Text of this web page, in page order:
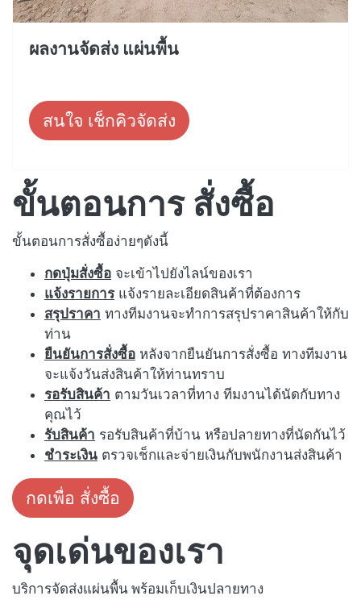
ผลงานจัดส่ง แผ่นพื้น
สนใจ เช็กคิวจัดส่ง
ขั้นตอนการ สั่งซื้อ
ขั้นตอนการสั่งซื้อง่ายๆดังนี้
กดปุ่มสั่งซื้อ จะเข้าไปยังไลน์ของเรา
แจ้งรายการแจ้งรายละเอียดสินค้าที่ต้องการ
สรุปราคา ทางทีมงานจะทำการสรุปราคาสินค้าให้กับ
ท่าน
ยืนยันการสั่งซื้อ หลังจากยืนยันการสั่งซื้อ ทางทีมงาน
จะแจ้งวันส่งสินค้าให้ท่านทราบ
รอรับสินค้า ตามวันเวลาที่ทาง ทีมงานได้นัดกับทาง
คุณไว้
รับสินค้า รอรับสินค้าที่บ้าน หรือปลายทางที่นัดกันไว้
ชำระเงิน ตรวจเช็กและจ่ายเงินกับพนักงานส่งสินค้า
กดเพื่อ สั่งซื้อ
จุดเด่นของเรา
บริการจัดส่งแผ่นพื้น พร้อมเก็บเงินปลายทาง